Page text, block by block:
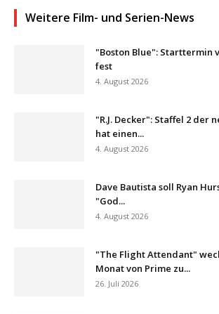
Weitere Film- und Serien-News
"Boston Blue": Starttermin
fest
4. August 2026
"R.J. Decker": Staffel 2 der
hat einen...
4. August 2026
Dave Bautista soll Ryan
"God...
4. August 2026
"The Flight Attendant"
Monat von Prime zu...
26. Juli 2026